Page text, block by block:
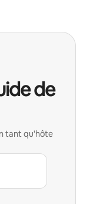
de
tant qu'hôte